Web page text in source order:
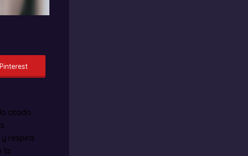
Pinterest
citado
respira
la